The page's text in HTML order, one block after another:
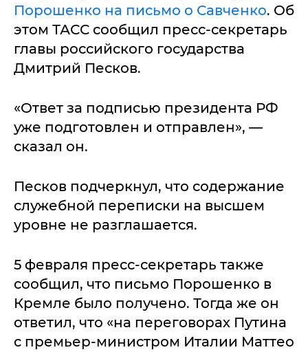
Порошенко на письмо о Савченко. Об
этом ТАСС сообщил пресс-секретарь
главы российского государства
Дмитрий Песков.
«Ответ за подписью президента РФ
уже подготовлен и отправлен», —
сказал он.
Песков подчеркнул, что содержание
служебной переписки на высшем
уровне не разглашается.
5 февраля пресс-секретарь также
сообщил, что письмо Порошенко в
Кремле было получено. Тогда же он
ответил, что «на переговорах Путина
с премьер-министром Италии Маттео